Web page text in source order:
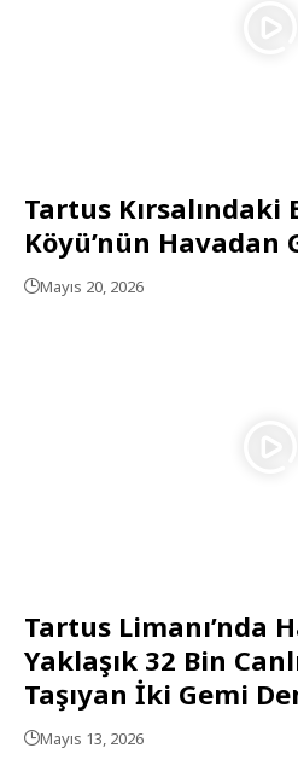
Tartus Kırsalındaki
Köyü’nün
Mayıs 20, 2026
Tartus Limanı’nda
Yaklaşık 32 Bin
Taşıyan İki Gemi
Mayıs 13, 2026